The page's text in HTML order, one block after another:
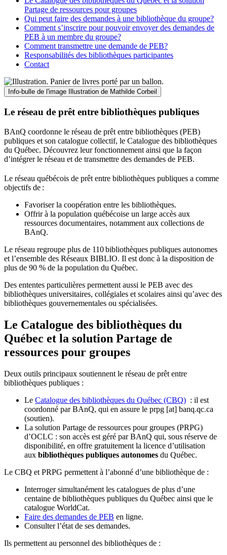
Partage de ressources pour groupes
Qui peut faire des demandes à une bibliothèque du groupe?
Comment s’inscrire pour pouvoir envoyer des demandes de
PEB à un membre du groupe?
Comment transmettre une demande de PEB?
Responsabilités des bibliothèques participantes
Contact
Info-bulle de l'image Illustration de Mathilde Corbeil
Le réseau de prêt entre bibliothèques publiques
BAnQ coordonne le réseau de prêt entre bibliothèques (PEB)
publiques et son catalogue collectif, le Catalogue des bibliothèques
du Québec. Découvrez leur fonctionnement ainsi que la façon
d’intégrer le réseau et de transmettre des demandes de PEB.
Le réseau québécois de prêt entre bibliothèques publiques a comme
objectifs de :
Favoriser la coopération entre les bibliothèques.
Offrir à la population québécoise un large accès aux
ressources documentaires, notamment aux collections de
BAnQ.
Le réseau regroupe plus de 110bibliothèques publiques autonomes
et l’ensemble des Réseaux BIBLIO. Il est donc à la disposition de
plus de 90 % de la population du Québec.
Des ententes particulières permettent aussi le PEB avec des
bibliothèques universitaires, collégiales et scolaires ainsi qu’avec des
bibliothèques gouvernementales ou spécialisées.
Le Catalogue des bibliothèques du
Québec et la solution Partage de
ressources pour groupes
Deux outils principaux soutiennent le réseau de prêt entre
bibliothèques publiques :
Le Catalogue des bibliothèques du Québec (CBQ) : il est
coordonné par BAnQ, qui en assure le prpg [at] banq.qc.ca
(soutien).
La solution Partage de ressources pour groupes (PRPG)
d’OCLC : son accès est géré par BAnQ qui, sous réserve de
disponibilité, en offre gratuitement la licence d’utilisation
aux bibliothèques publiques autonomes du Québec.
Le CBQ et PRPG permettent à l’abonné d’une bibliothèque de :
Interroger simultanément les catalogues de plus d’une
centaine de bibliothèques publiques du Québec ainsi que le
catalogue WorldCat.
Faire des demandes de PEB en ligne.
Consulter l’état de ses demandes.
Ils permettent au personnel des bibliothèques de :